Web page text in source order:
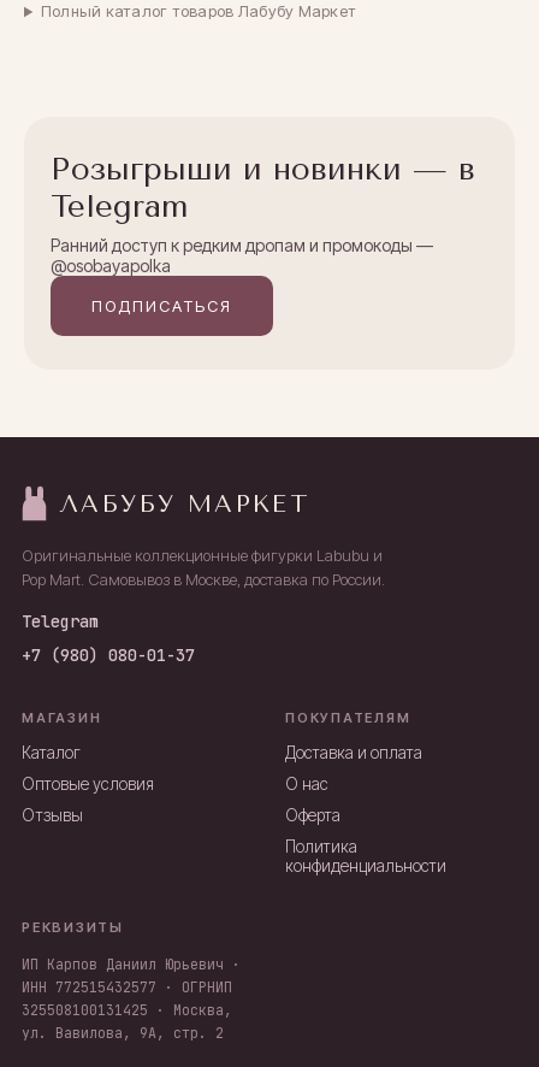
Полный каталог товаров Лабубу Маркет
Розыгрыши и новинки — в
Telegram
Ранний доступ к редким дропам и промокоды —
@osobayapolka
ПОДПИСАТЬСЯ
ЛАБУБУ МАРКЕТ
Оригинальные коллекционные фигурки Labubu и
Pop Mart. Самовывоз в Москве, доставка по России.
Telegram
+7 (980) 080-01-37
МАГАЗИН
Каталог
Оптовые условия
Отзывы
ПОКУПАТЕЛЯМ
Доставка и оплата
О нас
Оферта
Политика
конфиденциальности
РЕКВИЗИТЫ
ИП Карпов Даниил Юрьевич ·
ИНН 772515432577 · ОГРНИП
325508100131425 · Москва,
ул. Вавилова, 9А, стр. 2